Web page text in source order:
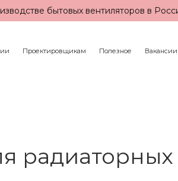
бытовых вентиляторов в
Проектировщикам Полезное Вакансии